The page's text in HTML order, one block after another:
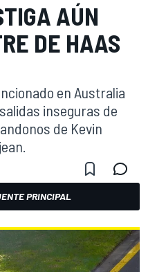
AÚN
DE HAAS
en Australia
inseguras de
de Kevin
PRINCIPAL